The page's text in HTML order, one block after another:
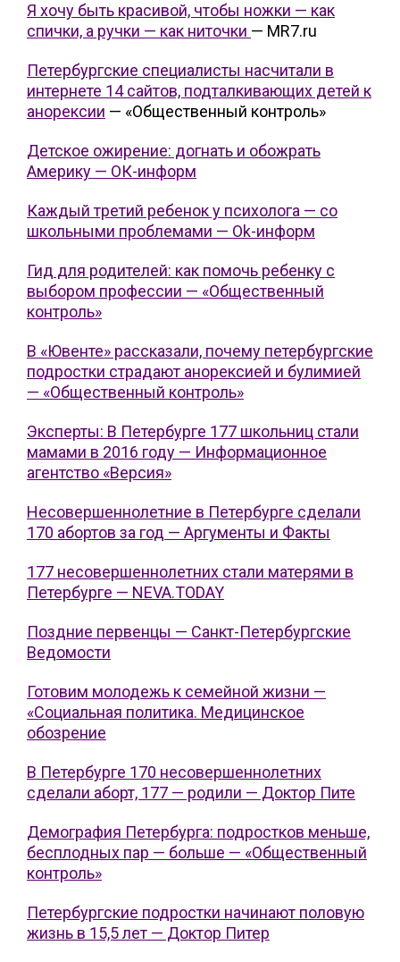
Я хочу быть красивой, чтобы ножки — как
спички, а ручки — как ниточки — MR7.ru
Петербургские специалисты насчитали в
интернете 14 сайтов, подталкивающих детей к
анорексии — «Общественный контроль»
Детское ожирение: догнать и обожрать
Америку — ОК-информ
Каждый третий ребенок у психолога — со
школьными проблемами — Ok-информ
Гид для родителей: как помочь ребенку с
выбором профессии — «Общественный
контроль»
В «Ювенте» рассказали, почему петербургские
подростки страдают анорексией и булимией
— «Общественный контроль»
Эксперты: В Петербурге 177 школьниц стали
мамами в 2016 году — Информационное
агентство «Версия»
Несовершеннолетние в Петербурге сделали
170 абортов за год — Аргументы и Факты
177 несовершеннолетних стали матерями в
Петербурге — NEVA.TODAY
Поздние первенцы — Санкт-Петербургские
Ведомости
Готовим молодежь к семейной жизни —
«Социальная политика. Медицинское
обозрение
В Петербурге 170 несовершеннолетних
сделали аборт, 177 — родили — Доктор Пите
Демография Петербурга: подростков меньше,
бесплодных пар — больше — «Общественный
контроль»
Петербургские подростки начинают половую
жизнь в 15,5 лет — Доктор Питер